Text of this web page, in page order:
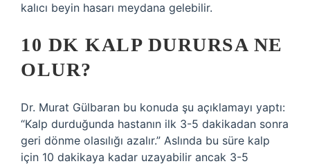
kalıcı beyin hasarı meydana gelebilir.
10 DK KALP DURURSA NE
OLUR?
Dr. Murat Gülbaran bu konuda şu açıklamayı yaptı:
“Kalp durduğunda hastanın ilk 3-5 dakikadan sonra
geri dönme olasılığı azalır.” Aslında bu süre kalp
için 10 dakikaya kadar uzayabilir ancak 3-5